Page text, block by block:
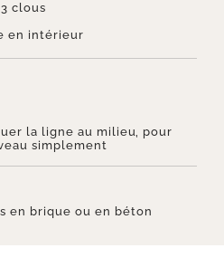
clous
en intérieur
la ligne au milieu, pour
simplement
en brique ou en béton